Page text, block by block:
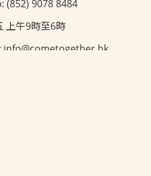
(852) 9078 8484
上午9時至6時